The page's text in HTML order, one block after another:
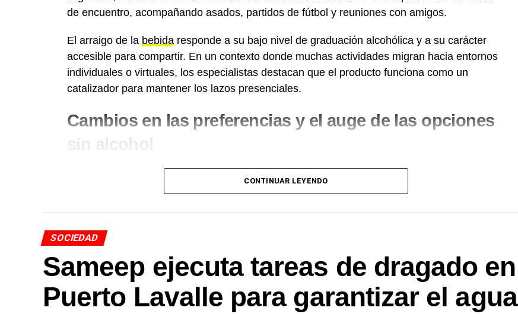
de encuentro, acompañando asados, partidos de fútbol y reuniones con amigos.
El arraigo de la bebida responde a su bajo nivel de graduación alcohólica y a su carácter
accesible para compartir. En un contexto donde muchas actividades migran hacia entornos
individuales o virtuales, los especialistas destacan que el producto funciona como un
catalizador para mantener los lazos presenciales.
Cambios en las preferencias y el auge de las opciones
sin alcohol
Durante los últimos años, el perfil del consumidor argentino atravesó una transformación
visible. Si bien las variedades tradicionales rubias sostienen el mayor volumen de ventas, se
Entre las tendencias de mercado sobresalen los
siguientes aspectos:
Crecimiento del segmento sin alcohol: Las variantes 0.0% ganaron terreno entre consumidores
CONTINUAR LEYENDO
SOCIEDAD
Sameep ejecuta tareas de dragado en
Puerto Lavalle para garantizar el agua